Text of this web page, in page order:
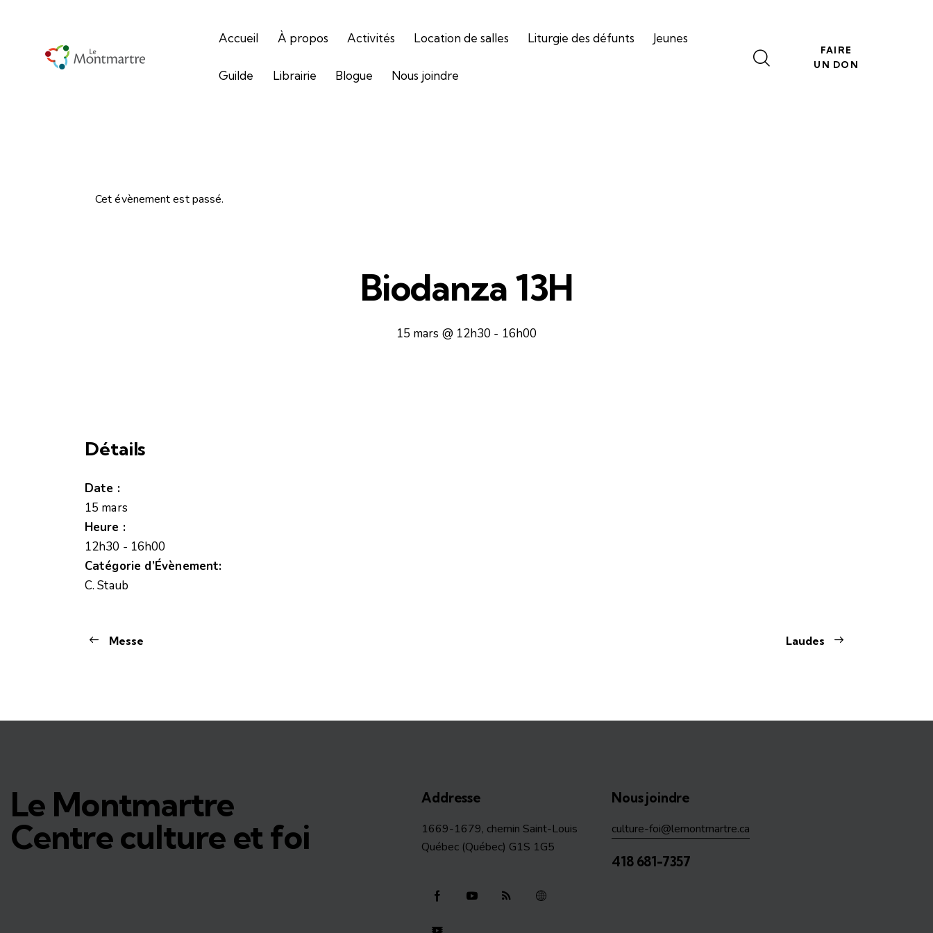
Accueil À propos Activités Location de salles Liturgie des défunts Jeunes
Guilde Librairie Blogue Nous joindre
FAIRE
UN DON
Cet évènement est passé.
Biodanza 13H
15 mars @ 12h30 - 16h00
Détails
Date :
15 mars
Heure :
12h30 - 16h00
Catégorie d’Évènement:
C. Staub
Messe Laudes
Le Montmartre
Centre culture et foi
Addresse
1669-1679, chemin Saint-Louis
Québec (Québec) G1S 1G5
Nous joindre
culture-foi@lemontmartre.ca
418 681-7357